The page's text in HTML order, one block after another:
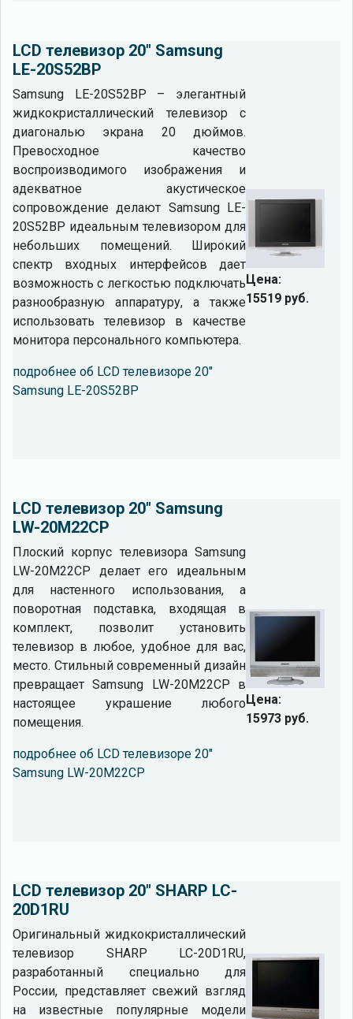
LCD телевизор 20" Samsung
LE-20S52BP
Цена:
15519 руб.
Samsung LE-20S52BP – элегантный
жидкокристаллический телевизор с
диагональю экрана 20 дюймов.
Превосходное качество
воспроизводимого изображения и
адекватное акустическое
сопровождение делают Samsung LE-
20S52BP идеальным телевизором для
небольших помещений. Широкий
спектр входных интерфейсов дает
возможность с легкостью подключать
разнообразную аппаратуру, а также
использовать телевизор в качестве
монитора персонального компьютера.
подробнее об LCD телевизоре 20"
Samsung LE-20S52BP
LCD телевизор 20" Samsung
LW-20M22CP
Цена:
15973 руб.
Плоский корпус телевизора Samsung
LW-20M22CP делает его идеальным
для настенного использования, а
поворотная подставка, входящая в
комплект, позволит установить
телевизор в любое, удобное для вас,
место. Стильный современный дизайн
превращает Samsung LW-20M22CP в
настоящее украшение любого
помещения.
подробнее об LCD телевизоре 20"
Samsung LW-20M22CP
LCD телевизор 20" SHARP LC-
20D1RU
Оригинальный жидкокристаллический
телевизор SHARP LC-20D1RU,
разработанный специально для
России, представляет свежий взгляд
на известные популярные модели